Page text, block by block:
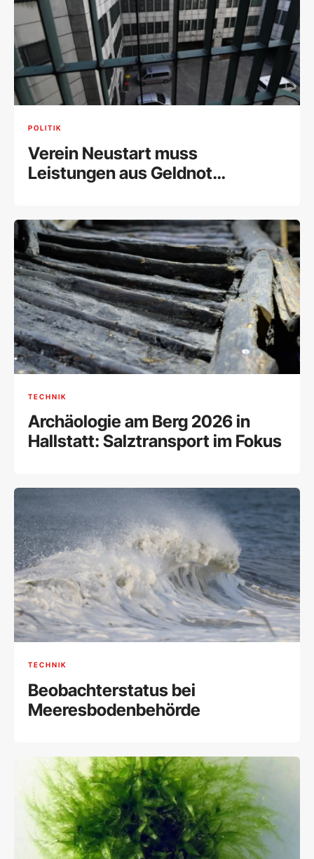
POLITIK
Verein Neustart muss
Leistungen aus Geldnot
TECHNIK
Archäologie am Berg 2026 in
Hallstatt: Salztransport im Fokus
TECHNIK
Beobachterstatus bei
Meeresbodenbehörde